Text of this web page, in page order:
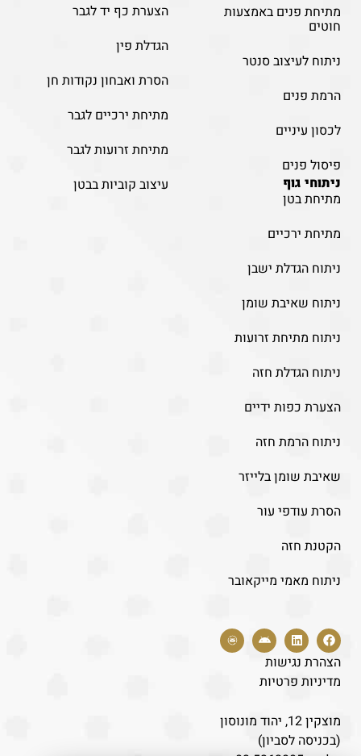
מתיחת פנים באמצעות
חוטים
ניתוח לעיצוב סנטר
הרמת פנים
לכסון עיניים
פיסול פנים
ניתוחי גוף
מתיחת בטן
מתיחת ירכיים
ניתוח הגדלת ישבן
ניתוח שאיבת שומן
ניתוח מתיחת זרועות
ניתוח הגדלת חזה
הצערת כפות ידיים
ניתוח הרמת חזה
שאיבת שומן בלייזר
הסרת עודפי עור
הקטנת חזה
ניתוח מאמי מייקאובר
הצהרת נגישות
מדיניות פרטיות
מוצקין 12, יהוד מונוסון
(בכניסה לסביון)
הצערת כף יד לגבר
הגדלת פין
הסרת ואבחון נקודות חן
מתיחת ירכיים לגבר
מתיחת זרועות לגבר
עיצוב קוביות בבטן